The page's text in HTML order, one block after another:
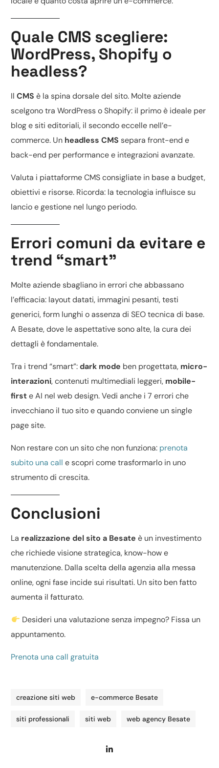
Quale CMS scegliere:
WordPress, Shopify o
headless?
IlCMS è la spina dorsale del sito. Molte aziende
scelgono traWordPress o Shopify: il primo è ideale per
blog e siti editoriali, il secondo eccelle nell’e-
commerce. Un headless CMS separa front-end e
back-end per performance e integrazioni avanzate.
Valuta i piattaforme CMS consigliate in base a budget,
obiettivi e risorse. Ricorda: la tecnologia influisce su
lancio e gestione nel lungo periodo.
Errori comuni da evitare e
trend “smart”
Molte aziende sbagliano in errori che abbassano
l’efficacia: layout datati, immagini pesanti, testi
generici, form lunghi o assenza diSEO tecnica di base.
A Besate, dove le aspettative sono alte, la cura dei
dettagli è fondamentale.
Tra i trend “smart”:dark mode ben progettata, micro-
interazioni, contenuti multimediali leggeri, mobile-
firsteAI nel web design. Vedi anche i 7 errori che
invecchiano il tuo sitoe quando conviene unsingle
page site.
Non restare con un sito che non funziona: prenota
subito una call e scopri come trasformarlo in uno
strumento di crescita.
Conclusioni
La realizzazione del sito a Besate è un investimento
che richiede visione strategica, know-how e
manutenzione. Dalla scelta della agenzia alla messa
online, ogni fase incide sui risultati. Un sito ben fatto
aumenta il fatturato.
Desideri una valutazione senza impegno? Fissa un
appuntamento.
Prenota una call gratuita
creazione siti web e-commerce Besate
siti professionali siti web web agency Besate